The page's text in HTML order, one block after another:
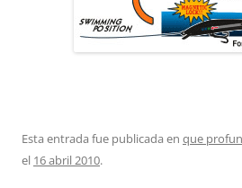
Esta entrada fue publicada en que
el 16 abril 2010.